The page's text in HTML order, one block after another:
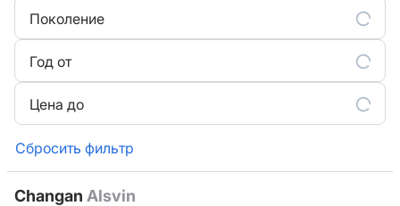
Поколение
Год от
Цена до
Сбросить фильтр
Changan Alsvin